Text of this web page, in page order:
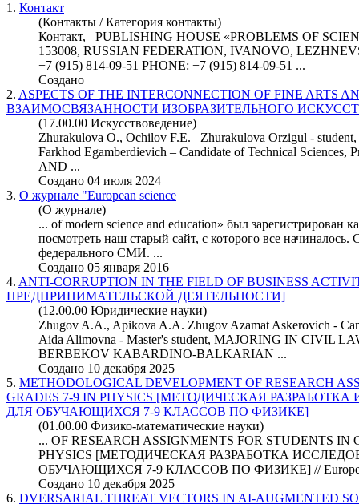
1. Контакт
(Контакты / Категория контакты)
Контакт, PUBLISHING HOUSE «PROBLEMS OF
153008, RUSSIAN FEDERATION, IVANOVO,
+7 (915) 814-09-51 PHONE: +7 (915) 814-09-51 ...
Создано
2. ASPECTS OF THE INTERCONNECTION OF FINE ARTS
ВЗАИМОСВЯЗАННОСТИ ИЗОБРАЗИТЕЛЬНОГО
(17.00.00 Искусствоведение)
Zhurakulova O., Ochilov F.E. Zhurakulova Orzigul -
Farkhod Egamberdievich – Candidate of Technical Sciences,
AND ...
Создано 04 июля 2024
3. О журнале "European science
(О журнале)
... of modern science and education» был зарегистрирован
посмотреть наш старый сайт, с которого все
федерального СМИ. ...
Создано 05 января 2016
4. ANTI-CORRUPTION IN THE FIELD OF BUSINESS
ПРЕДПРИНИМАТЕЛЬСКОЙ ДЕЯТЕЛЬНОСТИ]
(12.00.00 Юридические науки)
Zhugov A.A., Apikova A.A. Zhugov Azamat Askerovich -
Aida Alimovna - Master's student, MAJORING IN CIVIL
BERBEKOV KABARDINO-BALKARIAN ...
Создано 10 декабря 2025
5. METHODOLOGICAL DEVELOPMENT OF RESEARCH
GRADES 7-9 IN PHYSICS [МЕТОДИЧЕСКАЯ
ДЛЯ ОБУЧАЮЩИХСЯ 7-9 КЛАССОВ ПО ФИЗИКЕ]
(01.00.00 Физико-математические науки)
... OF RESEARCH ASSIGNMENTS FOR STUDENTS IN
PHYSICS [МЕТОДИЧЕСКАЯ РАЗРАБОТКА
ОБУЧАЮЩИХСЯ 7-9 КЛАССОВ ПО ФИЗИКЕ] //
Создано 10 декабря 2025
6. DVERSARIAL THREAT VECTORS IN AI-AUGMENTED